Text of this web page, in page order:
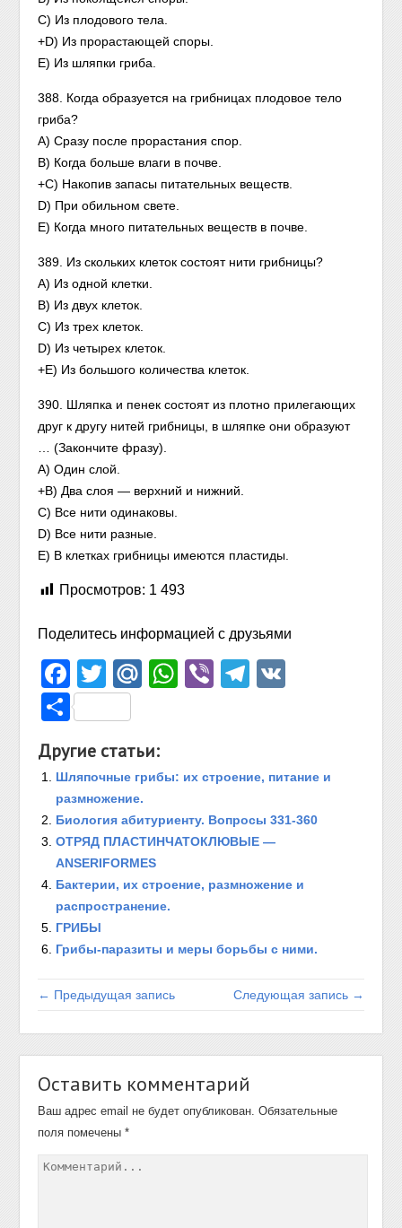
С) Из плодового тела.
+D) Из прорастающей споры.
Е) Из шляпки гриба.
388. Когда образуется на грибницах плодовое тело
гриба?
A) Сразу после прорастания спор.
В) Когда больше влаги в почве.
+С) Накопив запасы питательных веществ.
D) При обильном свете.
Е) Когда много питательных веществ в почве.
389. Из скольких клеток состоят нити грибницы?
А) Из одной клетки.
В) Из двух клеток.
С) Из трех клеток.
D) Из четырех клеток.
+Е) Из большого количества клеток.
390. Шляпка и пенек состоят из плотно прилегающих
друг к другу нитей грибницы, в шляпке они образуют
… (Закончите фразу).
A) Один слой.
+В) Два слоя — верхний и нижний.
С) Все нити одинаковы.
D) Все нити разные.
Е) В клетках грибницы имеются пластиды.
Просмотров: 1 493
Поделитесь информацией с друзьями
Facebook
TwitterMail.Ru
WhatsApp
ViberTelegram
Отправить
Другие статьи:
Шляпочные грибы: их строение, питание и
размножение.
Биология абитуриенту. Вопросы 331-360
ОТРЯД ПЛАСТИНЧАТОКЛЮВЫЕ —
ANSERIFORMES
Бактерии, их строение, размножение и
распространение.
ГРИБЫ
Грибы-паразиты и меры борьбы с ними.
← Предыдущая запись Следующая запись →
Оставить комментарий
Ваш адрес email не будет опубликован. Обязательные
поля помечены*